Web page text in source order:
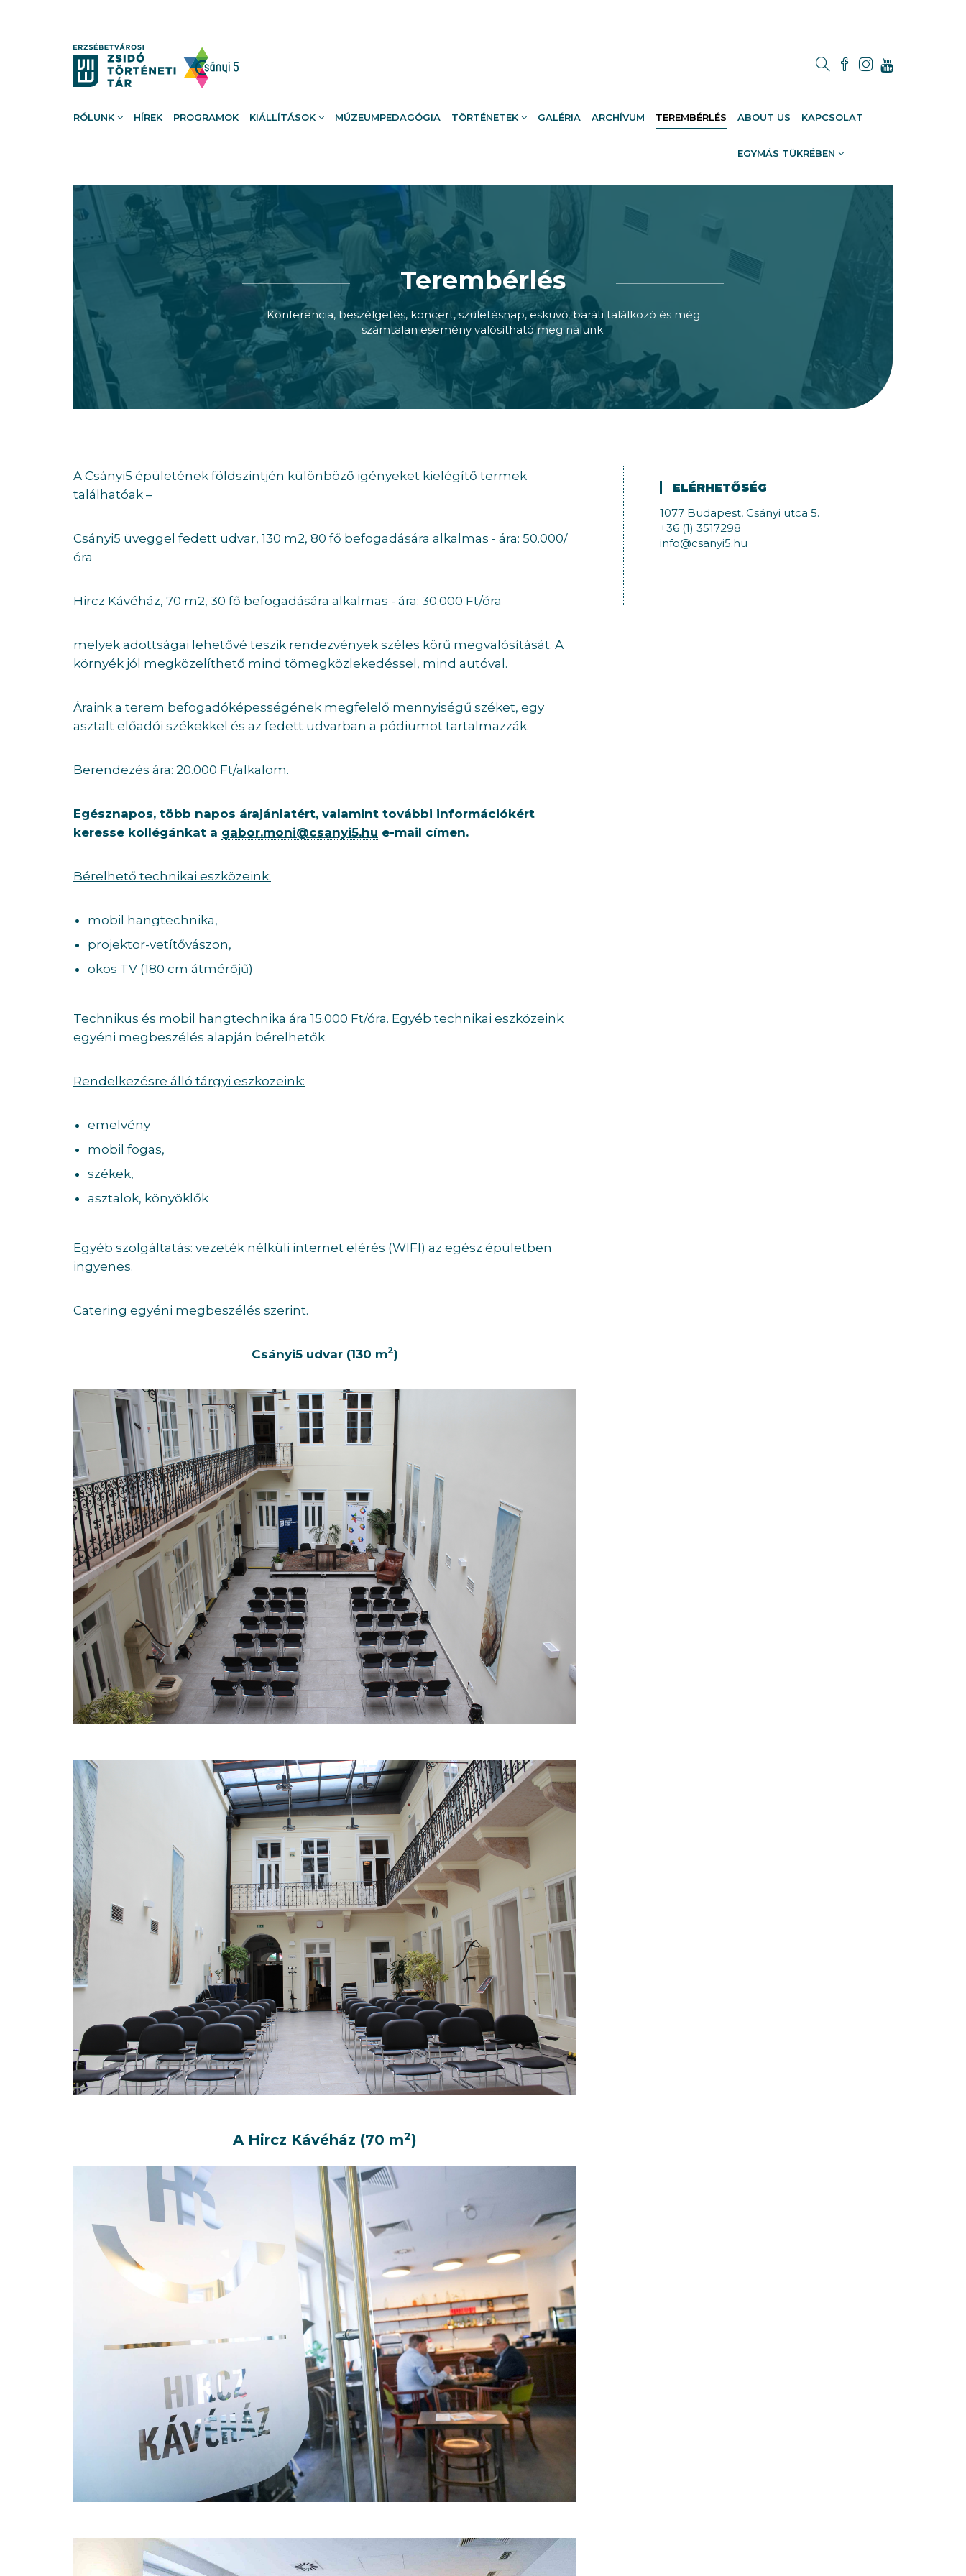
RÓLUNK HÍREK PROGRAMOK KIÁLLÍTÁSOK MÚZEUMPEDAGÓGIA TÖRTÉNETEK GALÉRIA ARCHÍVUM TEREMBÉRLÉS ABOUT US KAPCSOLAT
EGYMÁS TÜKRÉBEN
Terembérlés
Konferencia, beszélgetés, koncert, születésnap, esküvő, baráti találkozó és még
számtalan esemény valósítható meg nálunk.
A Csányi5 épületének földszintjén különböző igényeket kielégítő termek
találhatóak –
Csányi5 üveggel fedett udvar, 130 m2, 80 fő befogadására alkalmas - ára: 50.000/
óra
Hircz Kávéház, 70 m2, 30 fő befogadására alkalmas - ára: 30.000 Ft/óra
melyek adottságai lehetővé teszik rendezvények széles körű megvalósítását. A
környék jól megközelíthető mind tömegközlekedéssel, mind autóval.
Áraink a terem befogadóképességének megfelelő mennyiségű széket, egy
asztalt előadói székekkel és az fedett udvarban a pódiumot tartalmazzák.
Berendezés ára: 20.000 Ft/alkalom.
Egésznapos, több napos árajánlatért, valamint további információkért
keresse kollégánkat a gabor.moni@csanyi5.hu e-mail címen.
Bérelhető technikai eszközeink:
mobil hangtechnika,
projektor-vetítővászon,
okos TV (180 cm átmérőjű)
Technikus és mobil hangtechnika ára 15.000 Ft/óra. Egyéb technikai eszközeink
egyéni megbeszélés alapján bérelhetők.
Rendelkezésre álló tárgyi eszközeink:
emelvény
mobil fogas,
székek,
asztalok, könyöklők
Egyéb szolgáltatás: vezeték nélküli internet elérés (WIFI) az egész épületben
ingyenes.
Catering egyéni megbeszélés szerint.
Csányi5 udvar (130 m2)
A Hircz Kávéház (70 m2)
ELÉRHETŐSÉG
1077 Budapest, Csányi utca 5.
+36 (1) 3517298
info@csanyi5.hu